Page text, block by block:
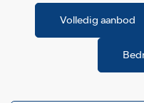
Volledig aanbod